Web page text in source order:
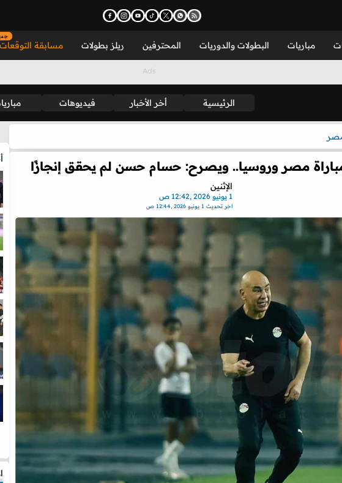
مباريات البطولات والدوريات المحترفين ريلز بطولات مسابقة التوقعات
الرئيسية أخر الأخبار فيديوهات
مصر وروسيا.. ويصرح: حسام حسن لم يحقق إنجازًا
الإثنين
1 يونيو 2026 ,12:42 ص
اخر تحديث 1 يونيو 2026 ,12:44 ص